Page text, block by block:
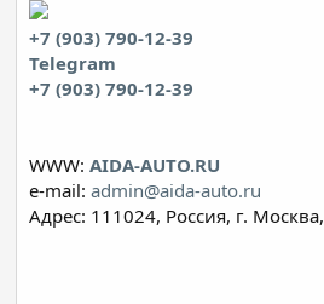
+7 (903) 790-12-39
Telegram
+7 (903) 790-12-39
WWW: AIDA-AUTO.RU
e-mail: admin@aida-auto.ru
Адрес: 111024, Россия, г.